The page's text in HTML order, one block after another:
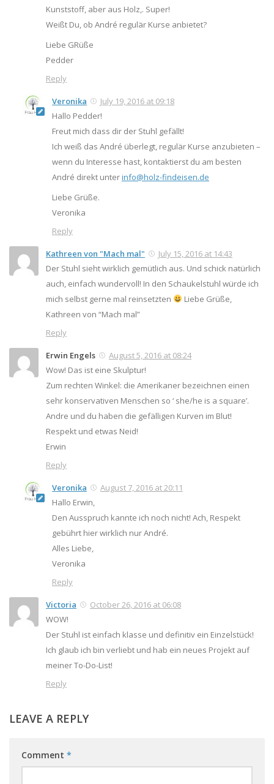
Kunststoff, aber aus Holz,. Super!
Weißt Du, ob André regulär Kurse anbietet?
Liebe GRüße
Pedder
Reply
Veronika
July 19, 2016 at 09:18
Hallo Pedder!
Freut mich dass dir der Stuhl gefällt!
Ich weiß das André überlegt, regulär Kurse anzubieten –
wenn du Interesse hast, kontaktierst du am besten
André direkt unterinfo@holz-findeisen.de
Liebe Grüße.
Veronika
Reply
Kathreen von "Mach mal"
July 15, 2016 at 14:43
Der Stuhl sieht wirklich gemütlich aus. Und schick natürlich
auch, einfach wundervoll! In den Schaukelstuhl würde ich
mich selbst gerne mal reinsetzten
Liebe Grüße,
Kathreen von “Mach mal”
Reply
Erwin Engels
August 5, 2016 at 08:24
Wow! Das ist eine Skulptur!
Zum rechten Winkel: die Amerikaner bezeichnen einen
sehr konservativen Menschen so ‘ she/he is a square’.
Andre und du haben die gefälligen Kurven im Blut!
Respekt und etwas Neid!
Erwin
Reply
Veronika
August 7, 2016 at 20:11
Hallo Erwin,
Den Ausspruch kannte ich noch nicht! Ach, Respekt
gebührt hier wirklich nur André.
Alles Liebe,
Veronika
Reply
Victoria
October 26, 2016 at 06:08
WOW!
Der Stuhl ist einfach klasse und definitiv ein Einzelstück!
Ich glaub ich bin verliebt und hab ein neues Projekt auf
meiner To-Do-List!
Reply
LEAVE A REPLY
Comment *